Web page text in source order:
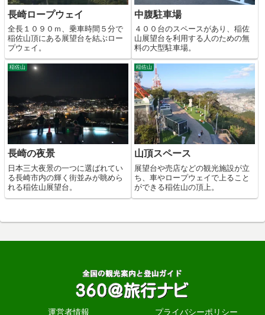
長崎ロープウェイ
全長１０９０ｍ、乗車時間５分で
稲佐山頂にある展望台を結ぶロー
プウェイ。
中腹駐車場
４００台のスペースがあり、稲佐
山展望台を利用する人のための無
料の大型駐車場。
稲佐山
長崎の夜景
日本三大夜景の一つに選ばれてい
る長崎市内の輝く街並みが眺めら
れる稲佐山展望台。
稲佐山
山頂スペース
展望台や売店などの観光施設が立
ち、車やロープウェイで上ること
ができる稲佐山の頂上。
運営者情報 プライバシーポリシー